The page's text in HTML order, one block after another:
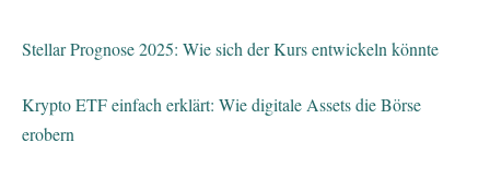
Stellar Prognose 2025: Wie sich der Kurs entwickeln könnte
Krypto ETF einfach erklärt: Wie digitale Assets die Börse
erobern